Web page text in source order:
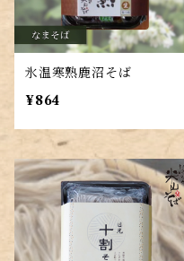
氷温寒熟鹿沼そば
¥864